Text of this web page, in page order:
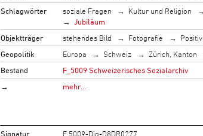
Schlagwörter
soziale Fragen Kultur und Religion
Jubiläum
Objektträger
stehendes Bild Fotografie Positiv
Geopolitik
Europa Schweiz Zürich, Kanton
Bestand
F_5009 Schweizerisches Sozialarchiv
→
mehr…
Signatur
F 5009-Dig-D8DR0277